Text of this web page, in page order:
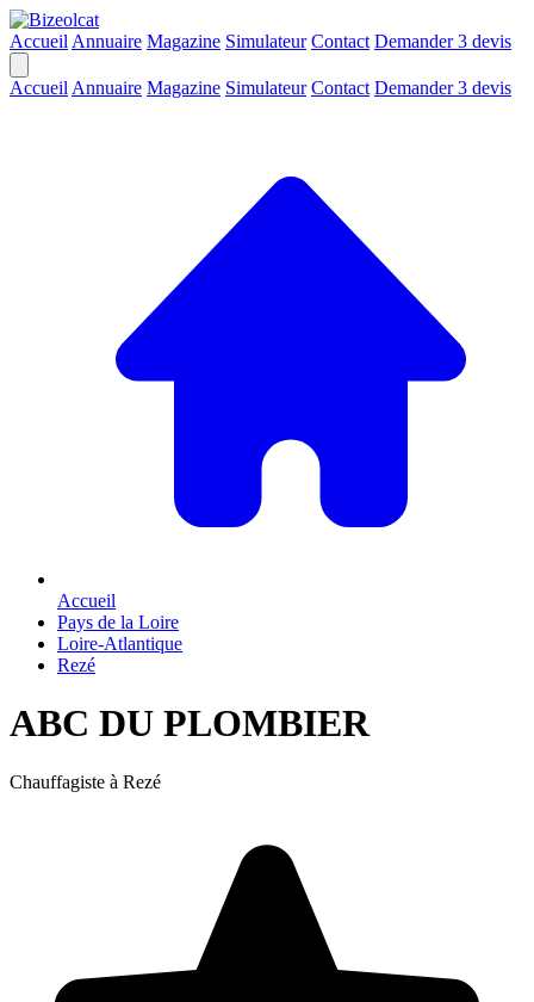
Accueil Annuaire Magazine Simulateur Contact Demander 3 devis
Accueil Annuaire Magazine Simulateur Contact Demander 3 devis
Accueil
Pays de la Loire
Loire-Atlantique
Rezé
ABC DU PLOMBIER
Chauffagiste à Rezé